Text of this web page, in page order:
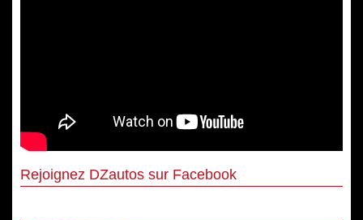
Rejoignez DZautos sur Facebook